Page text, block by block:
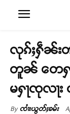
လုၵ်ႈႁဵၼ်း
တူၼ် တေႁ
မႁႃၸုလႃ
By ၸၢႆးယွတ်ႈၶမ်း